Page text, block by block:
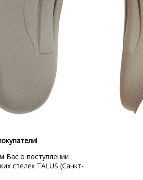
Вас о поступлении
стелек TALUS (Санкт-